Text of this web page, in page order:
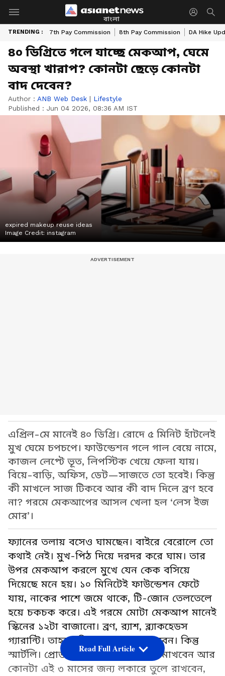
বাংলা
TRENDING : 7th Pay Commission 8th Pay Commission DA Hike
৪০ ডিগ্রিতে গলে যাচ্ছে মেকআপ, ঘেমে
অবস্থা খারাপ? কোনটা ছেড়ে কোনটা
বাদ দেবেন?
Author : ANB Web Desk | Lifestyle
Published : Jun 04 2026, 08:36 AM IST
expired makeup reuse ideas
Image Credit: instagram
এপ্রিল-মে মানেই ৪০ ডিগ্রি। রোদে ৫ মিনিট হাঁটলেই
মুখ ঘেমে চপচপে। ফাউন্ডেশন গলে গাল বেয়ে নামে,
কাজল লেপ্টে ভূত, লিপস্টিক খেয়ে ফেলা যায়।
বিয়ে-বাড়ি, অফিস, ডেট—সাজতে তো হবেই। কিন্তু
কী মাখলে সাজ টিকবে আর কী বাদ দিলে ব্রণ হবে
না? গরমে মেকআপের আসল খেলা হল ‘লেস ইজ
মোর’।
ফ্যানের তলায় বসেও ঘামছেন। বাইরে বেরোলে তো
কথাই নেই। মুখ-পিঠ দিয়ে দরদর করে ঘাম। তার
উপর মেকআপ করলে মুখে যেন কেক বসিয়ে
দিয়েছে মনে হয়। ১০ মিনিটেই ফাউন্ডেশন ফেটে
যায়, নাকের পাশে জমে থাকে, টি-জোন তেলতেলে
হয়ে চকচক করে। এই গরমে মোটা মেকআপ মানেই
স্কিনের ১২টা বাজানো। ব্রণ, র‍্যাশ, ব্ল্যাকহেডস
গ্যারান্টি। তাহলে কি সাজব না? সাজবেন। কিন্তু
স্মার্টলি। প্রোডাক্ট বাছুন বুঝে। কোনটা মাখবেন আর
কোনটা এই ৩ মাসের জন্য লকারে তুলে রাখবেন,
Read Full Article